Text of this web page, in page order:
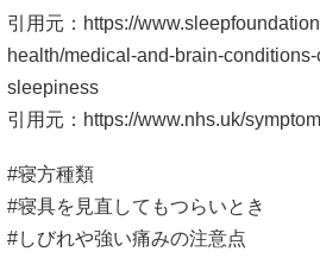
引用元： https://
health/medical-and-brain-
sleepiness
引用元： https://www.nhs.uk/
#寝方種類
#寝具を見直してもつらいとき
#しびれや強い痛みの注意点